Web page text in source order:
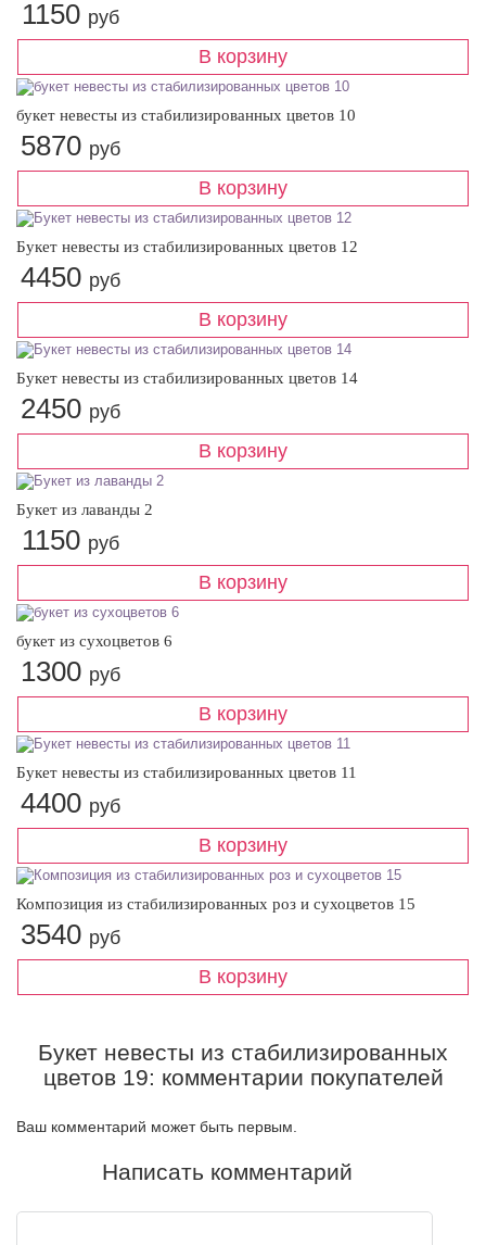
1150 руб
букет невесты из стабилизированных цветов 10
5870 руб
Букет невесты из стабилизированных цветов 12
4450 руб
Букет невесты из стабилизированных цветов 14
2450 руб
Букет из лаванды 2
1150 руб
букет из сухоцветов 6
1300 руб
Букет невесты из стабилизированных цветов 11
4400 руб
Композиция из стабилизированных роз и сухоцветов 15
3540 руб
Букет невесты из стабилизированных
цветов 19: комментарии покупателей
Ваш комментарий может быть первым.
Написать комментарий